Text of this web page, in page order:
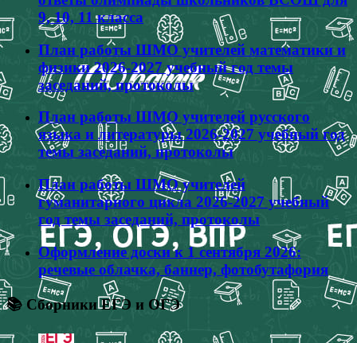
9, 10, 11 класса
План работы ШМО учителей математики и
физики 2026-2027 учебный год темы
заседаний, протоколы
План работы ШМО учителей русского
языка и литературы 2026-2027 учебный год
темы заседаний, протоколы
План работы ШМО учителей
гуманитарного цикла 2026-2027 учебный
год темы заседаний, протоколы
Оформление доски к 1 сентября 2026:
речевые облачка, баннер, фотобутафория
📚 Сборники ЕГЭ и ОГЭ